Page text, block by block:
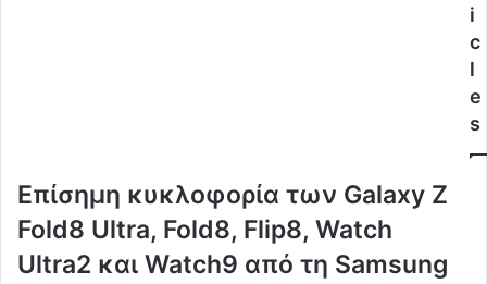
i
c
l
e
s
Επίσημη κυκλοφορία των Galaxy Z
Fold8 Ultra, Fold8, Flip8, Watch
Ultra2 και Watch9 από τη Samsung